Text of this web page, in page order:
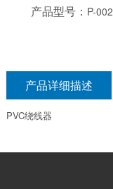
产品型号： P-002
产品详细描述
PVC绕线器